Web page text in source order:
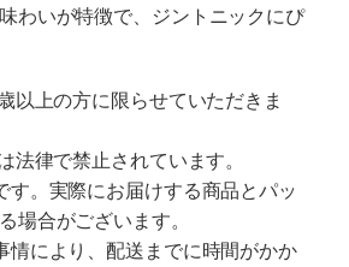
わいが特徴で、ジントニックにぴ
以上の方に限らせていただきま
法律で禁止されています。
す。実際にお届けする商品とパッ
場合がございます。
情により、配送までに時間がかか